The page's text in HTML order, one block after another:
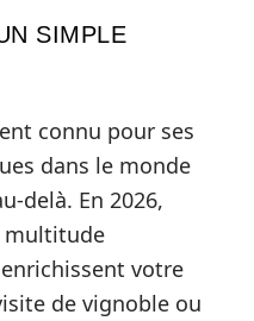
SIMPLE
connu pour ses
dans le monde
delà. En 2026,
multitude
votre
de vignoble ou